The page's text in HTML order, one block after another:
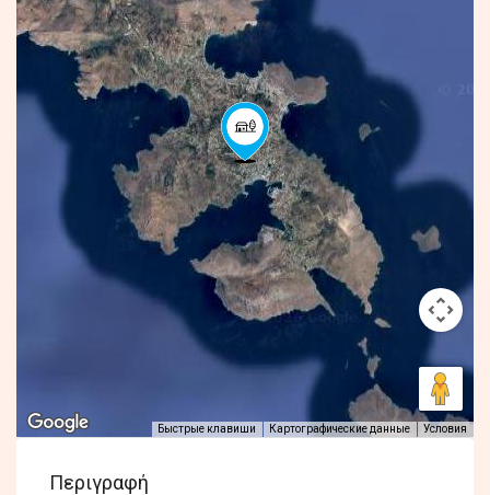
Быстрые клавиши Картографические данные Условия
Περιγραφή